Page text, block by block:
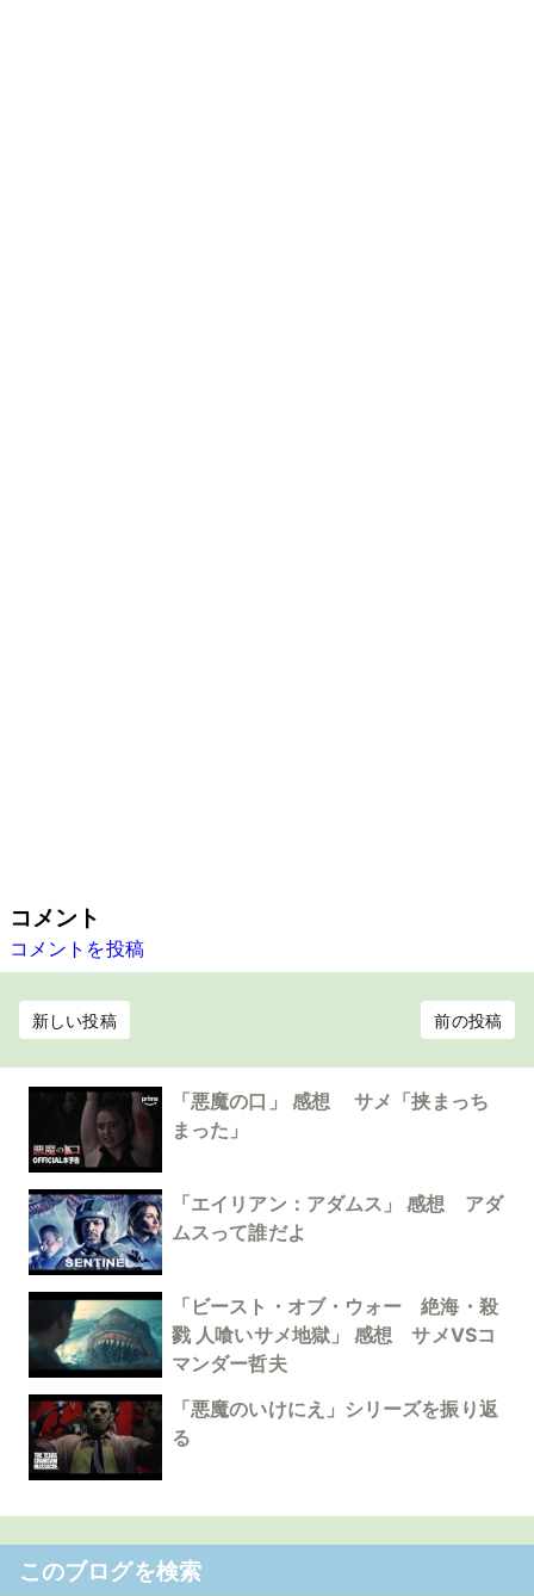
コメント
コメントを投稿
新しい投稿 前の投稿
「悪魔の口」 感想 サメ「挟まっち
まった」
「エイリアン：アダムス」 感想 アダ
ムスって誰だよ
「ビースト・オブ・ウォー 絶海・殺
戮 人喰いサメ地獄」 感想 サメVSコ
マンダー哲夫
「悪魔のいけにえ」シリーズを振り返
る
このブログを検索